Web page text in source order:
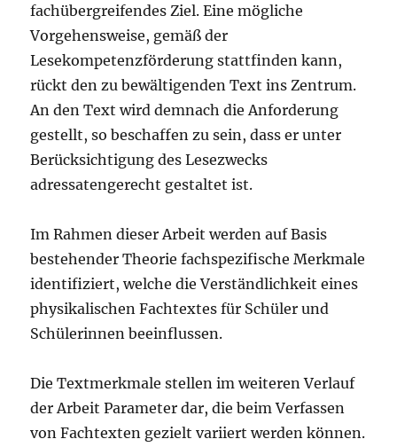
fachübergreifendes Ziel. Eine mögliche
Vorgehensweise, gemäß der
Lesekompetenzförderung stattfinden kann,
rückt den zu bewältigenden Text ins Zentrum.
An den Text wird demnach die Anforderung
gestellt, so beschaffen zu sein, dass er unter
Berücksichtigung des Lesezwecks
adressatengerecht gestaltet ist.
Im Rahmen dieser Arbeit werden auf Basis
bestehender Theorie fachspezifische Merkmale
identifiziert, welche die Verständlichkeit eines
physikalischen Fachtextes für Schüler und
Schülerinnen beeinflussen.
Die Textmerkmale stellen im weiteren Verlauf
der Arbeit Parameter dar, die beim Verfassen
von Fachtexten gezielt variiert werden können.